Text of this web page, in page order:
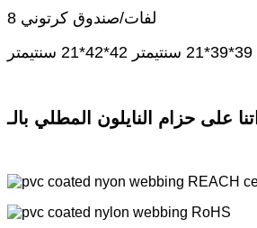
8 لفات/صندوق كرتوني